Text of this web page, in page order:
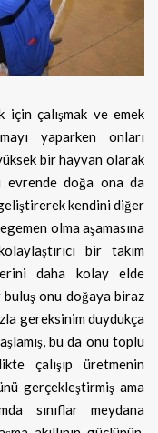
için çalışmak ve emek
yaparken onları
bir hayvan olarak
evrende doğa ona da
kendini diğer
olma aşamasına
bir takım
daha kolay elde
buluş onu doğaya biraz
gereksinim duydukça
bu da onu toplu
çalışıp üretmenin
gerçekleştirmiş ama
sınıflar meydana